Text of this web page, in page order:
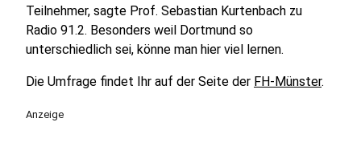
Teilnehmer, sagte Prof. Sebastian Kurtenbach zu
Radio 91.2. Besonders weil Dortmund so
unterschiedlich sei, könne man hier viel lernen.
Die Umfrage findet Ihr auf der Seite der FH-Münster.
Anzeige